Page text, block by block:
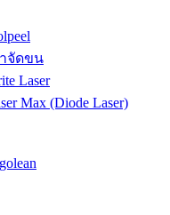
จัดขน
Laser
Max (Diode Laser)